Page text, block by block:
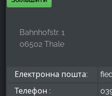
Bahnhofstr. 1
06502 Thale
Електронна пошта:
Телефон :